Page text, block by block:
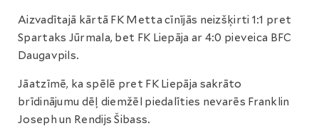
Aizvadītajā kārtā FK Metta cīnījās neizšķirti 1:1 pret
Spartaks Jūrmala, bet FK Liepāja ar 4:0 pieveica BFC
Daugavpils.
Jāatzīmē, ka spēlē pret FK Liepāja sakrāto
brīdinājumu dēļ diemžēl piedalīties nevarēs Franklin
Joseph un Rendijs Šibass.